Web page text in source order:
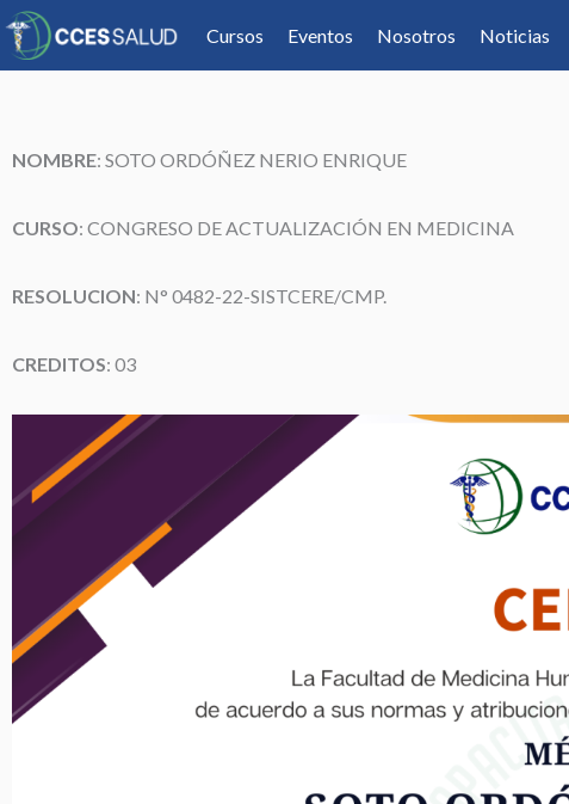
Cursos Eventos Nosotros Noticias
NOMBRE: SOTO ORDÓÑEZ NERIO ENRIQUE
CURSO: CONGRESO DE ACTUALIZACIÓN EN MEDICINA
RESOLUCION: N° 0482-22-SISTCERE/CMP.
CREDITOS: 03